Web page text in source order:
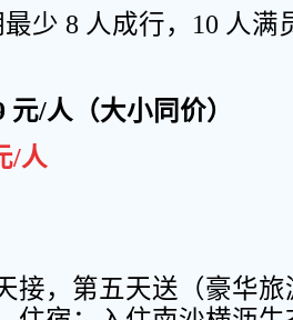
最少 8 人成行， 10 人满
元/人（大小同价）
/人
接，第五天送 （豪华旅